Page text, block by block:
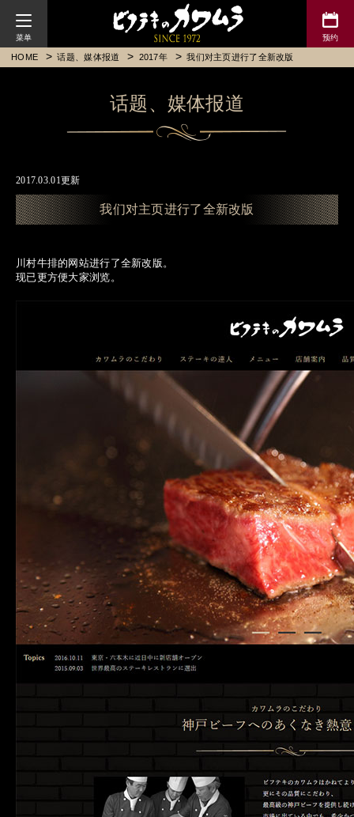
HOME 话题、媒体报道 2017年 我们对主页进行了全新改版
话题、媒体报道
2017.03.01更新
我们对主页进行了全新改版
川村牛排的网站进行了全新改版。
现已更方便大家浏览。